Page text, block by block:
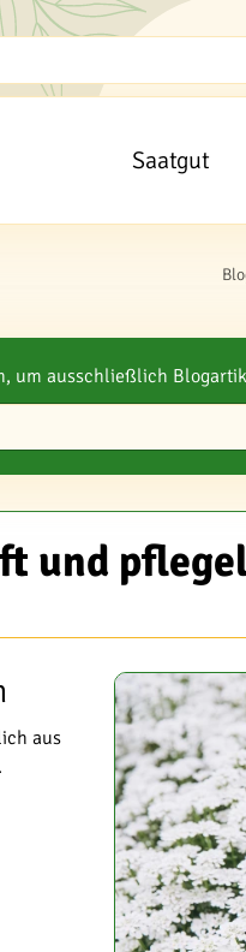
Saatgut
um ausschließlich
und
aus